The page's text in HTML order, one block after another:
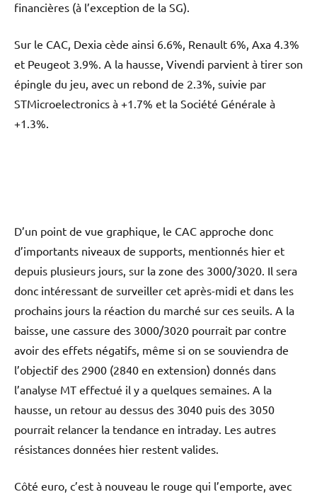
financières (à l’exception de la SG).
Sur le CAC, Dexia cède ainsi 6.6%, Renault 6%, Axa 4.3%
et Peugeot 3.9%. A la hausse, Vivendi parvient à tirer son
épingle du jeu, avec un rebond de 2.3%, suivie par
STMicroelectronics à +1.7% et la Société Générale à
+1.3%.
D’un point de vue graphique, le CAC approche donc
d’importants niveaux de supports, mentionnés hier et
depuis plusieurs jours, sur la zone des 3000/3020. Il sera
donc intéressant de surveiller cet après-midi et dans les
prochains jours la réaction du marché sur ces seuils. A la
baisse, une cassure des 3000/3020 pourrait par contre
avoir des effets négatifs, même si on se souviendra de
l’objectif des 2900 (2840 en extension) donnés dans
l’analyse MT effectué il y a quelques semaines. A la
hausse, un retour au dessus des 3040 puis des 3050
pourrait relancer la tendance en intraday. Les autres
résistances données hier restent valides.
Côté euro, c’est à nouveau le rouge qui l’emporte, avec